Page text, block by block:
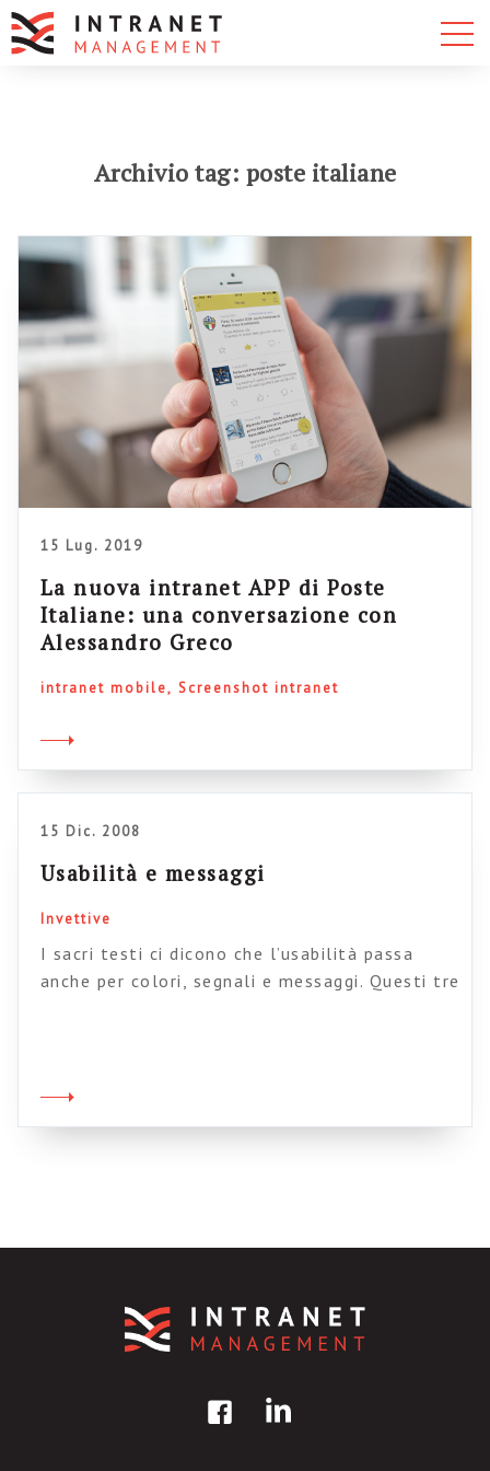
Archivio tag: poste italiane
15 Lug. 2019
La nuova intranet APP di Poste
Italiane: una conversazione con
Alessandro Greco
intranet mobile Screenshot intranet
15 Dic. 2008
Usabilità e messaggi
Invettive
I sacri testi ci dicono che l’usabilità passa
anche per colori, segnali e messaggi. Questi tre
sito delle Poste? Mi fanno venire un collasso